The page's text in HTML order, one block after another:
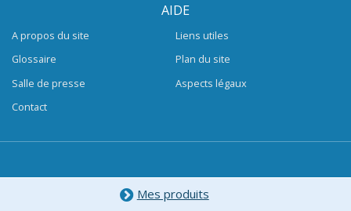
AIDE
A propos du site
Glossaire
Salle de presse
Contact
Liens utiles
Plan du site
Aspects légaux
Mes produits